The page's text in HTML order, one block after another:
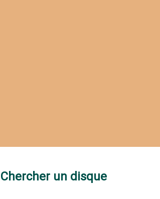
Chercher un disque